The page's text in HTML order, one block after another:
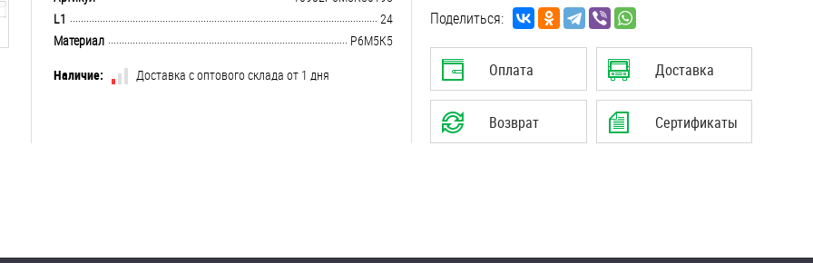
........................................................................................................................................................................................................
L1
24
........................................................................................................................................................................................................
Материал
Р6М5К5
Наличие:
Доставка с оптового склада от 1 дня
Поделиться:
Оплата Доставка
Возврат Сертификаты